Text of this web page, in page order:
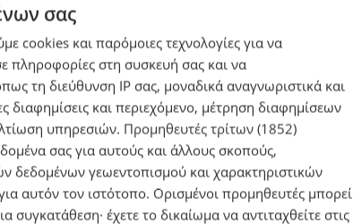
σας
cookies και παρόμοιες τεχνολογίες για να
πληροφορίες στη συσκευή σας και να
τη διεύθυνση IP σας, μοναδικά αναγνωριστικά και
διαφημίσεις και περιεχόμενο, μέτρηση διαφημίσεων
υπηρεσιών. Προμηθευτές τρίτων (1852)
σας για αυτούς και άλλους σκοπούς,
δεδομένων γεωεντοπισμού και χαρακτηριστικών
αυτόν τον ιστότοπο. Ορισμένοι προμηθευτές μπορεί
συγκατάθεση· έχετε το δικαίωμα να αντιταχθείτε στις